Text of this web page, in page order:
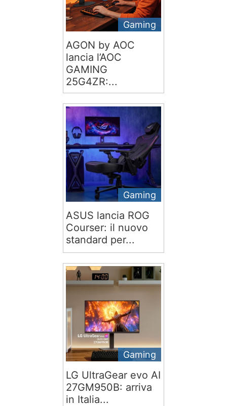
Gaming
AGON by AOC
lancia l’AOC
GAMING
25G4ZR:...
Gaming
ASUS lancia ROG
Courser: il nuovo
standard per...
Gaming
LG UltraGear evo AI
27GM950B: arriva
in Italia...